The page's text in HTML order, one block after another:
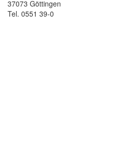
37073 Göttingen
Tel. 0551 39-0